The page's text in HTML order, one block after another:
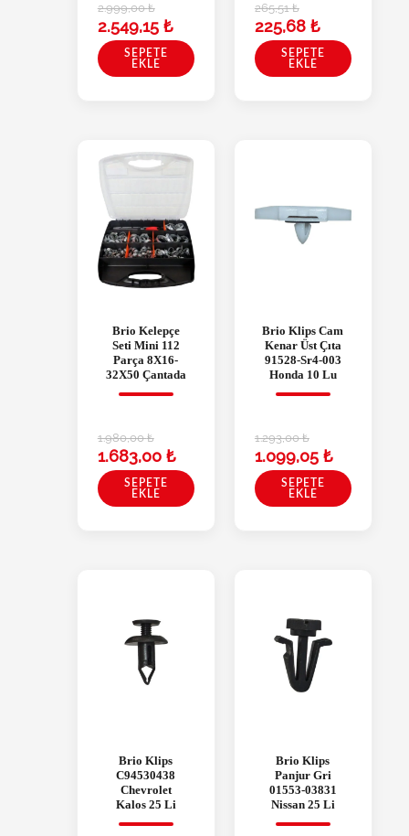
2.999,00₺
2.549,15 ₺
SEPETE
EKLE
265,51₺
225,68 ₺
SEPETE
EKLE
Brio Kelepçe
Seti Mini 112
Parça 8X16-
32X50 Çantada
1.980,00₺
1.683,00 ₺
SEPETE
EKLE
Brio Klips Cam
Kenar Üst Çıta
91528-Sr4-003
Honda 10 Lu
1.293,00₺
1.099,05 ₺
SEPETE
EKLE
Brio Klips
C94530438
Chevrolet
Kalos 25 Li
Brio Klips
Panjur Gri
01553-03831
Nissan 25 Li